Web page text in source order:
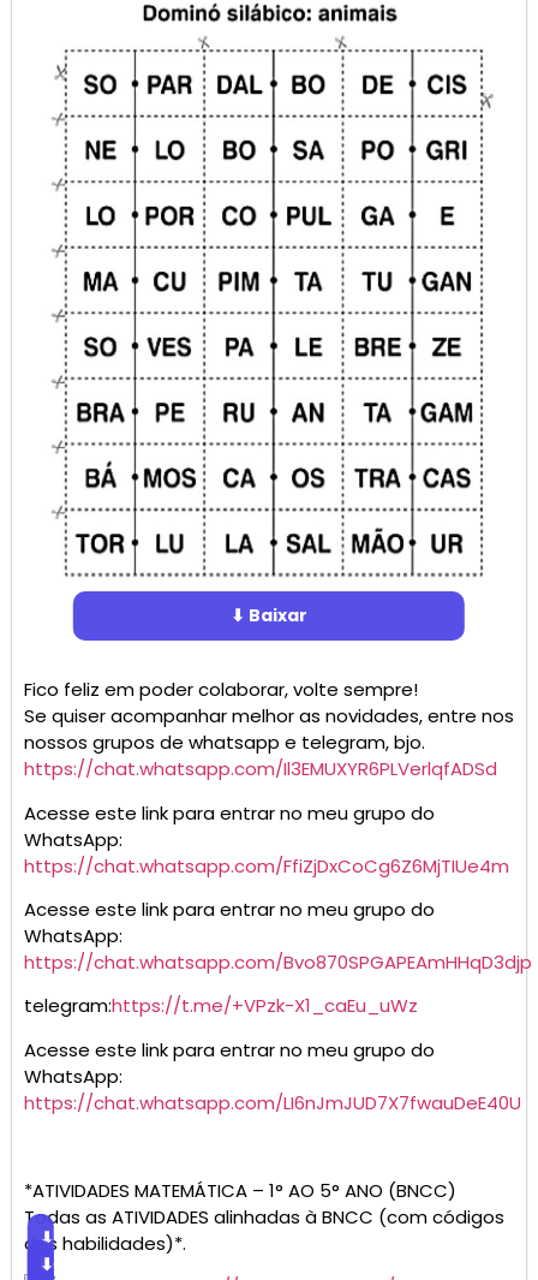
⬇ Baixar
Fico feliz em poder colaborar, volte sempre!
Se quiser acompanhar melhor as novidades, entre nos
nossos grupos de whatsapp e telegram, bjo.
https://chat.whatsapp.com/Il3EMUXYR6PLVerlqfADSd
Acesse este link para entrar no meu grupo do
WhatsApp:
https://chat.whatsapp.com/FfiZjDxCoCg6Z6MjTIUe4m
Acesse este link para entrar no meu grupo do
WhatsApp:
https://chat.whatsapp.com/Bvo870SPGAPEAmHHqD3djp
telegram:https://t.me/+VPzk-X1_caEu_uWz
Acesse este link para entrar no meu grupo do
WhatsApp:
https://chat.whatsapp.com/LI6nJmJUD7X7fwauDeE40U
*ATIVIDADES MATEMÁTICA – 1° AO 5° ANO (BNCC)
Todas as ATIVIDADES alinhadas à BNCC (com códigos
das habilidades)*.
⬇
Baixar
⬇